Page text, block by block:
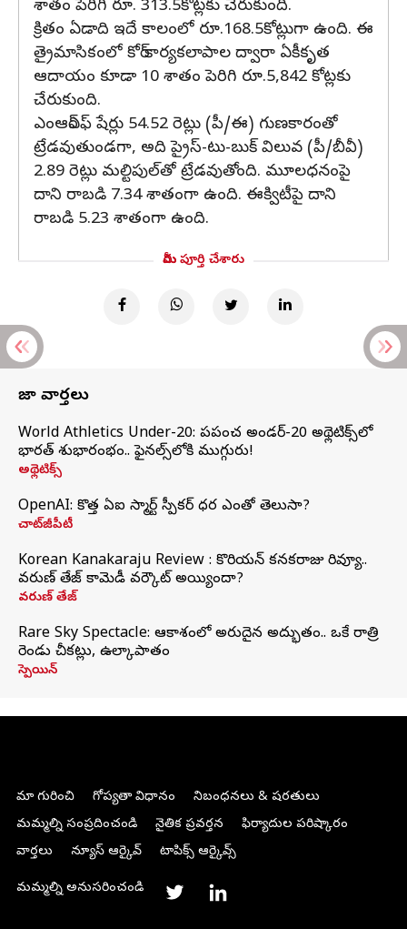
శాతం పెరిగి రూ. 313.5కోట్లకు చేరుకుంది.
క్రితం ఏడాది ఇదే కాలంలో రూ.168.5కోట్లుగా ఉంది. ఈ
త్రైమాసికంలో కోర్ కార్యకలాపాల ద్వారా ఏకీకృత
ఆదాయం కూడా 10 శాతం పెరిగి రూ.5,842 కోట్లకు
చేరుకుంది.
ఎంఆర్ఎఫ్ షేర్లు 54.52 రెట్లు (పీ/ఈ) గుణకారంతో
ట్రేడవుతుండగా, అది ప్రైస్-టు-బుక్ విలువ (పీ/బీవీ)
2.89 రెట్లు మల్టిపుల్‌తో ట్రేడవుతోంది. మూలధనంపై
దాని రాబడి 7.34 శాతంగా ఉంది. ఈక్విటీపై దాని
రాబడి 5.23 శాతంగా ఉంది.
మీరు పూర్తి చేశారు
తాజా వార్తలు
World Athletics Under-20: ప్రపంచ అండర్-20 అథ్లెటిక్స్‌లో
భారత్‌ శుభారంభం.. ఫైనల్స్‌లోకి ముగ్గురు!
అథ్లెటిక్స్
OpenAI: కొత్త ఏఐ స్మార్ట్ స్పీకర్ ధర ఎంతో తెలుసా?
చాట్‌జీపీటీ
Korean Kanakaraju Review : కొరియన్ కనకరాజు రివ్యూ..
వరుణ్ తేజ్ కామెడీ వర్కౌట్ అయ్యిందా?
వరుణ్ తేజ్
Rare Sky Spectacle: ఆకాశంలో అరుదైన అద్భుతం.. ఒకే రాత్రి
రెండు చీకట్లు, ఉల్కాపాతం
స్పెయిన్
మా గురించి గోప్యతా విధానం
నిబంధనలు & షరతులు
మమ్మల్ని సంప్రదించండి
నైతిక ప్రవర్తన
ఫిర్యాదుల పరిష్కారం
వార్తలు
న్యూస్ ఆర్కైవ్ టాపిక్స్ ఆర్కైవ్స్
మమ్మల్ని అనుసరించండి